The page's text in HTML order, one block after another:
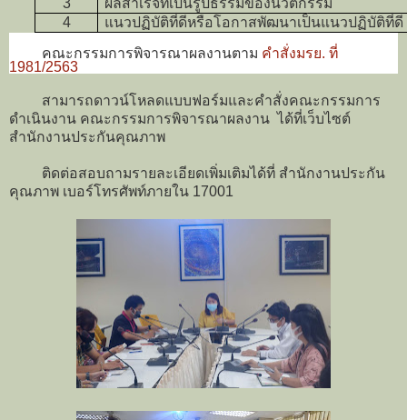
3
ผลสำเร็จที่เป็นรูปธรรมของนวัตกรรม
4
แนวปฏิบัติที่ดีหรือโอกาสพัฒนาเป็นแนวปฏิบัติที่ดี
คณะกรรมการพิจารณาผลงานตาม คำสั่งมรย. ที่
1981/2563
สามารถดาวน์โหลดแบบฟอร์มและคำสั่งคณะกรรมการ
ดำเนินงาน คณะกรรมการพิจารณาผลงาน ได้ที่เว็บไซต์
สำนักงานประกันคุณภาพ
ติดต่อสอบถามรายละเอียดเพิ่มเติมได้ที่ สำนักงานประกัน
คุณภาพ เบอร์โทรศัพท์ภายใน 17001